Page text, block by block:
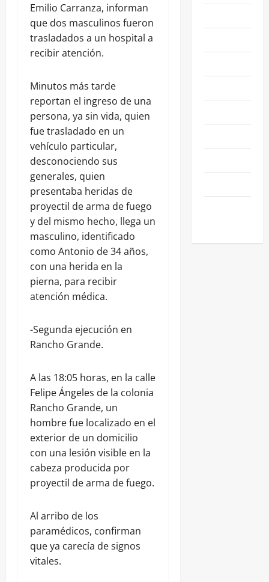
Emilio Carranza, informan
que dos masculinos fueron
trasladados a un hospital a
recibir atención.
Minutos más tarde
reportan el ingreso de una
persona, ya sin vida, quien
fue trasladado en un
vehículo particular,
desconociendo sus
generales, quien
presentaba heridas de
proyectil de arma de fuego
y del mismo hecho, llega un
masculino, identificado
como Antonio de 34 años,
con una herida en la
pierna, para recibir
atención médica.
-Segunda ejecución en
Rancho Grande.
A las 18:05 horas, en la calle
Felipe Ángeles de la colonia
Rancho Grande, un
hombre fue localizado en el
exterior de un domicilio
con una lesión visible en la
cabeza producida por
proyectil de arma de fuego.
Al arribo de los
paramédicos, confirman
que ya carecía de signos
vitales.